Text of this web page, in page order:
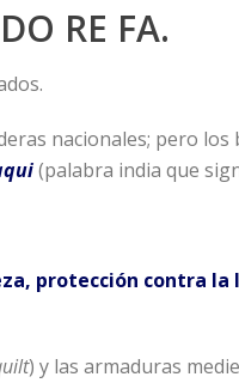
RE FA.
nacionales; pero los
(palabra india que
protección contra la
) y las armaduras